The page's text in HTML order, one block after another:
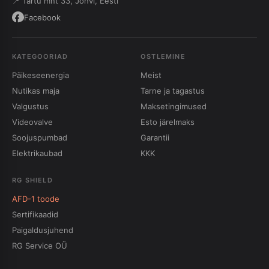
Facebook
KATEGOORIAD
Päikeseenergia
Nutikas maja
Valgustus
Videovalve
Soojuspumbad
Elektrikaubad
OSTLEMINE
Meist
Tarne ja tagastus
Maksetingimused
Esto järelmaks
Garantii
KKK
RG SHIELD
AFD-1 toode
Sertifikaadid
Paigaldusjuhend
RG Service OÜ